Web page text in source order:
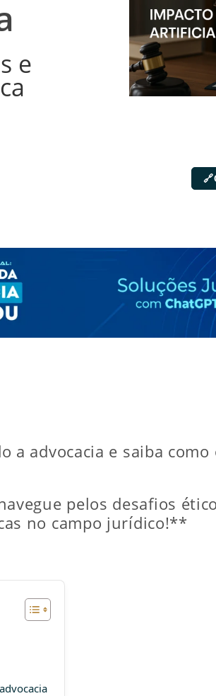
e
🔗
advocacia e saiba como
pelos desafios
no campo jurídico!**